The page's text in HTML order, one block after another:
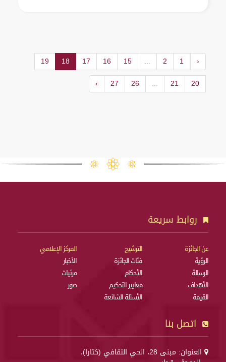
‹
1
2
...
15
16
17
18
19
20
21
...
26
27
›
روابط سريعة
عن الجائزة
الرؤية
الرسالة
الأهداف
القيمة
الترشيح
فئات الجائزة
الأحكام
معايير التحكيم
الأسئلة الشائعة
المركز الإعلامي
الأخبار
مرئيات
صور
اتصل بنا
العنوان: مبنى 28، الحي الثقافي (كتارا)،